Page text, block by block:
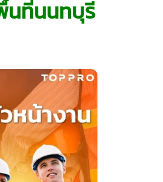
นที่นนทบุรี